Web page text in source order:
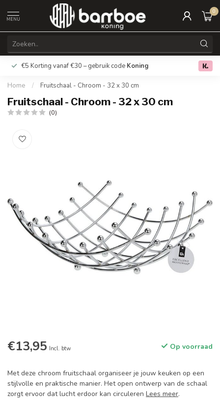
MENU
0
€5 Korting vanaf €30 – gebruik code Koning Gratis
Home / Fruitschaal - Chroom - 32 x 30 cm
Fruitschaal - Chroom - 32 x 30 cm
(0)
€13,95 Incl. btw Op voorraad
Met deze chroom fruitschaal organiseer je jouw keuken op een
stijlvolle en praktische manier. Het open ontwerp van de schaal
zorgt ervoor dat lucht erdoor kan circuleren Lees meer.